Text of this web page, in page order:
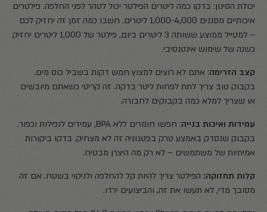
יכולת הסינון: בדקו כמה ליטרים הפילטר יכול לטהר לפני החלפה. פילטרים
איכותיים מסננים 1,000-4,000 ליטרים. חשבו כמה זמן זה יחזיק לכם
– למטייל ממוצע ששותה 3 ליטרים ביום, פילטר של 1,000 ליטרים יחזיק
כשנה של שימוש אינטנסיבי.
קצב הזרימה: אתם לא רוצים למצוץ חמש דקות בשביל כוס מים.
בקבוק טוב צריך לתת לפחות ליטר בדקה. זה קריטי כשאתם מיובשים
או שצריך למלא כמה בקבוקים לחבורה.
עמידות ואיכות בנייה
: חפשו חומרים ללא BPA, עמידים לנפילות וכפור.
בקבוק שנסדק באמצע טרק בפטגוניה זה לא מצחיק. בדקו ביקורות
אמיתיות של משתמשים – לא רק מה היצרן מבטיח.
קלות תחזוקה: הפילטר צריך להיות קל להחלפה ולניקוי בשטח. אם זה
מסובך מדי, לא תעשו את זה, והביצועים ירדו.